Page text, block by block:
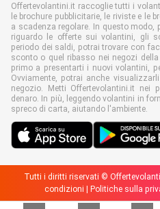
Offertevolantini.it raccoglie tutti i
le brochure pubblicitarie, le riviste e le
a scadenza regolare. In questo
riguardo le offerte sui volantini, gli
periodo dei saldi, potrai trovare con
sconto o quel ribasso nei negozi
primo a presentarti i nuovi volantini,
Ovviamente, potrai anche
negozio. Metti Offertevolantini.it nei
denaro. In più, leggendo volantini in
spreco di carta, aiutando l'ambiente.
Tutti i diritti riservati ©
condizioni | Politiche sulla